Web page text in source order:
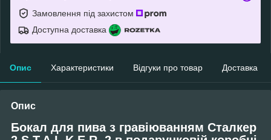
Замовлення під захистом
Доступна доставка
Опис Характеристики Відгуки про товар Доставка
Опис
Бокал для пива з гравіюванням Сталкер